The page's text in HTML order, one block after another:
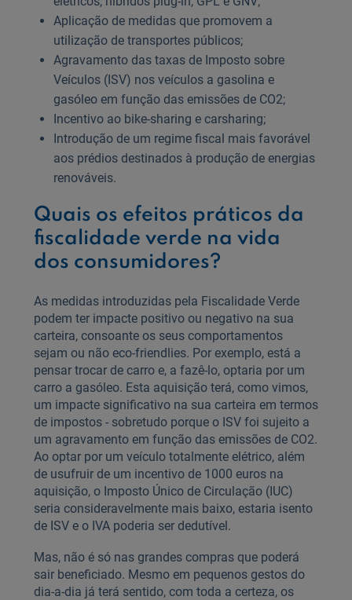
Aplicação de medidas que promovem a
utilização de transportes públicos;
Agravamento das taxas de Imposto sobre
Veículos (ISV) nos veículos a gasolina e
gasóleo em função das emissões de CO2;
Incentivo ao bike-sharing e carsharing;
Introdução de um regime fiscal mais favorável
aos prédios destinados à produção de energias
renováveis.
Quais os efeitos práticos da
fiscalidade verde na vida
dos consumidores?
As medidas introduzidas pela Fiscalidade Verde
podem ter impacte positivo ou negativo na sua
carteira, consoante os seus comportamentos
sejam ou não eco-friendlies. Por exemplo, está a
pensar trocar de carro e, a fazê-lo, optaria por um
carro a gasóleo. Esta aquisição terá, como vimos,
um impacte significativo na sua carteira em termos
de impostos - sobretudo porque o ISV foi sujeito a
um agravamento em função das emissões de CO2.
Ao optar por um veículo totalmente elétrico, além
de usufruir de um incentivo de 1000 euros na
aquisição, o Imposto Único de Circulação (IUC)
seria consideravelmente mais baixo, estaria isento
de ISV e o IVA poderia ser dedutível.
Mas, não é só nas grandes compras que poderá
sair beneficiado. Mesmo em pequenos gestos do
dia-a-dia já terá sentido, com toda a certeza, os